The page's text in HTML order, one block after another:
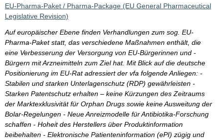
EU-Pharma-Paket / Pharma-Package (EU General Pharmaceutical
Legislative Revision)
Auf europäischer Ebene finden Verhandlungen zum sog. EU-
Pharma-Paket statt, das verschiedene Maßnahmen enthält, die
eine Verbesserung der Versorgung von EU-Bürgerinnen und -
Bürgern mit Arzneimitteln zum Ziel hat. Mit Blick auf die deutsche
Positionierung im EU-Rat adressiert der vfa folgende Anliegen: -
Stabilen und starken Unterlagenschutz (RDP) gewährleisten -
Starken Patentschutz erhalten – keine Kürzungen des Zeitraums
der Marktexklusivität für Orphan Drugs sowie keine Ausweitung der
Bolar-Regelungen - Neue Anreizmodelle für Antibiotika-Forschung
schaffen - Hoheit des Herstellers über Produktinformation
beibehalten - Elektronische Patienteninformation (ePI) zügig und